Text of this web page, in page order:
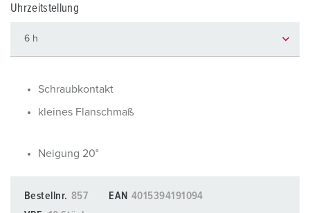
Uhrzeitstellung
Schraubkontakt
kleines Flanschmaß
Neigung 20°
Bestellnr. 857 EAN 4015394191094